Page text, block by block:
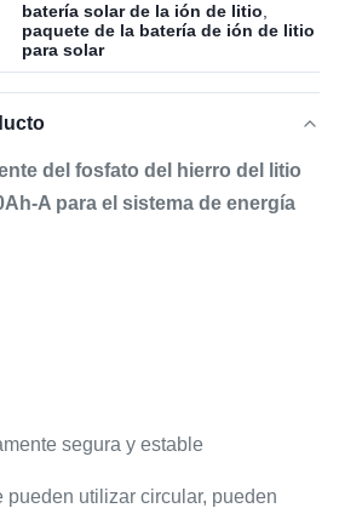
batería solar de la ión de litio
paquete de la batería de ión de litio
para solar
del fosfato del hierro del litio
A para el sistema de energía
segura y estable
pueden utilizar circular, pueden